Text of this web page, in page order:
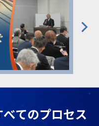
てのプロセス